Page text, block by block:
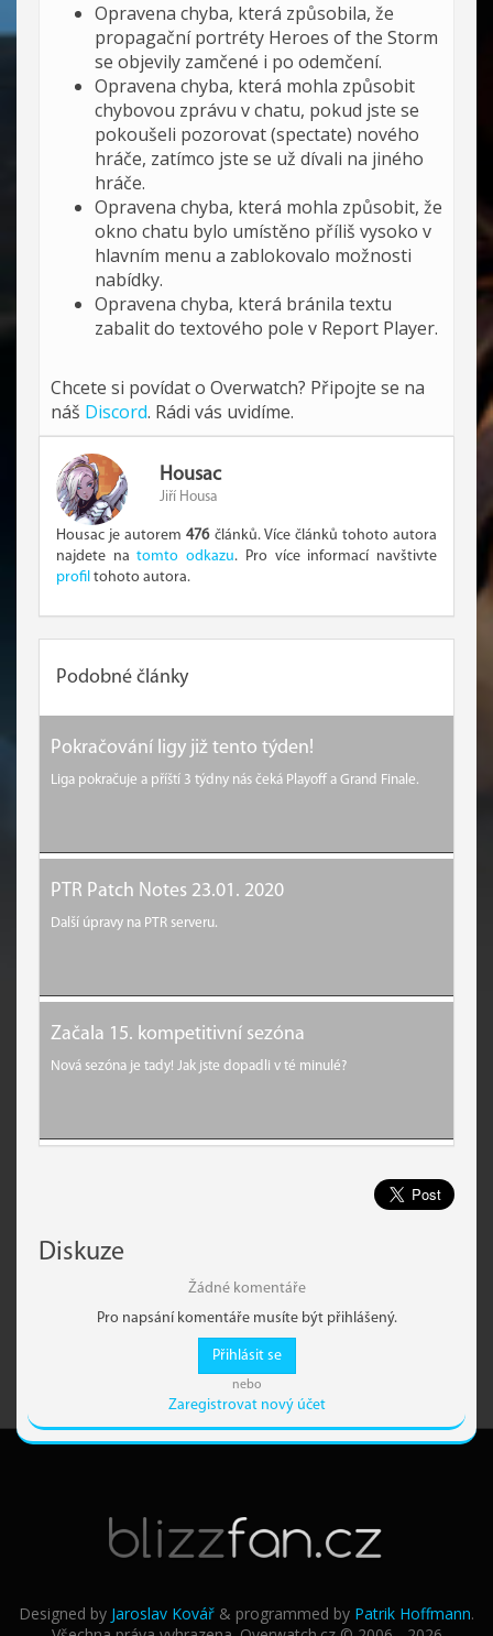
Opravena chyba, která způsobila, že
propagační portréty Heroes of the Storm
se objevily zamčené i po odemčení.
Opravena chyba, která mohla způsobit
chybovou zprávu v chatu, pokud jste se
pokoušeli pozorovat (spectate) nového
hráče, zatímco jste se už dívali na jiného
hráče.
Opravena chyba, která mohla způsobit, že
okno chatu bylo umístěno příliš vysoko v
hlavním menu a zablokovalo možnosti
nabídky.
Opravena chyba, která bránila textu
zabalit do textového pole v Report Player.
Chcete si povídat o Overwatch? Připojte se na
náš Discord. Rádi vás uvidíme.
Housac
Jiří Housa
Housac je autorem476článků. Více článků tohoto autora
najdete natomto odkazu. Pro více informací navštivte
profil tohoto autora.
Podobné články
Pokračování ligy již tento týden!
Liga pokračuje a příští 3 týdny nás čeká Playoff a Grand Finale.
PTR Patch Notes 23.01. 2020
Další úpravy na PTR serveru.
Začala 15. kompetitivní sezóna
Nová sezóna je tady! Jak jste dopadli v té minulé?
Diskuze
Žádné komentáře
Pro napsání komentáře musíte být přihlášený.
Přihlásit se
nebo
Zaregistrovat nový účet
Designed by Jaroslav Kovář & programmed by Patrik Hoffmann.